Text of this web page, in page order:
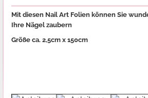
Mit diesen Nail Art Folien können Sie
Ihre Nägel zaubern
Größe ca. 2,5cm x 150cm